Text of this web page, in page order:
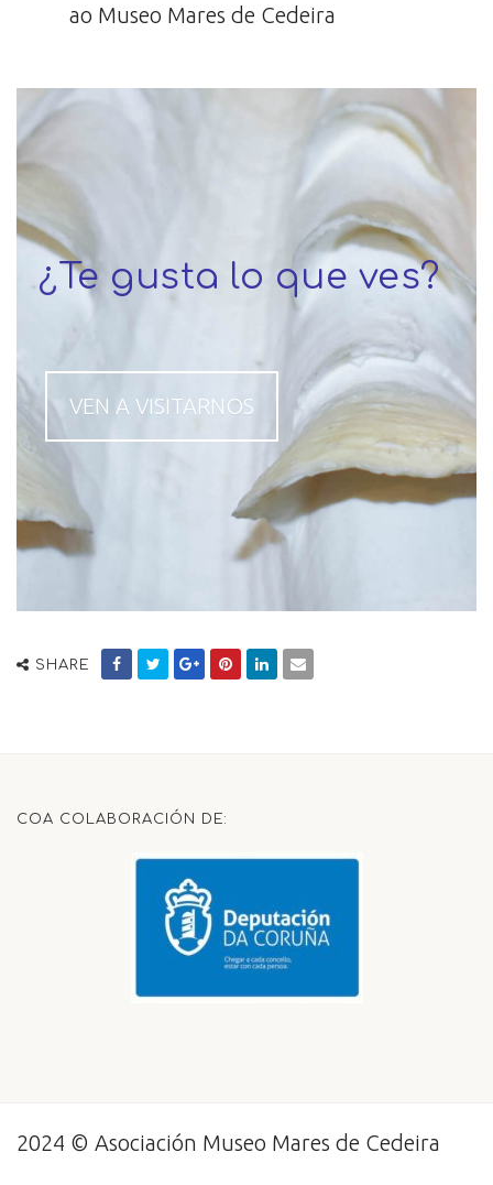
ao Museo Mares de Cedeira
¿Te gusta lo que ves?
VEN A VISITARNOS
SHARE
COA COLABORACIÓN DE:
2024 © Asociación Museo Mares de Cedeira